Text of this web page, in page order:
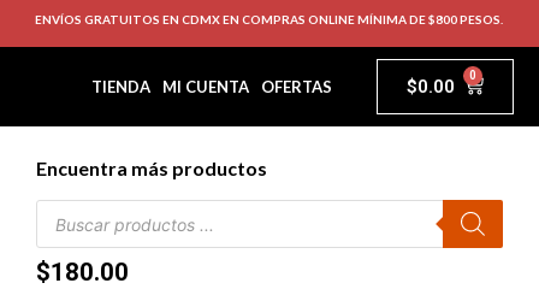
ENVÍOS GRATUITOS EN CDMX EN COMPRAS ONLINE MÍNIMA DE $800 PESOS.
TIENDA MI CUENTA OFERTAS $0.00 0
Encuentra más productos
$180.00